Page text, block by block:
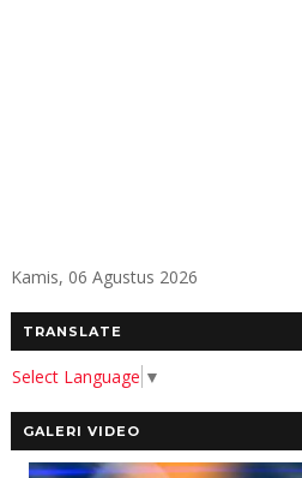
Kamis, 06 Agustus 2026
TRANSLATE
Select Language ▼
GALERI VIDEO